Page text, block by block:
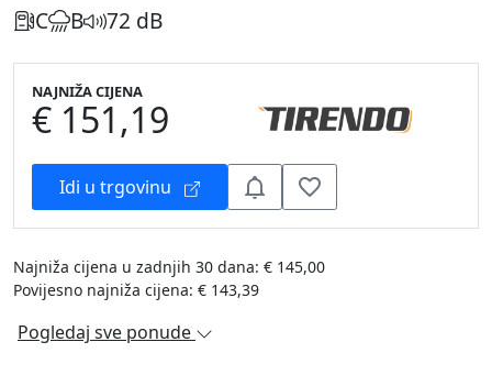
C B 72 dB
NAJNIŽA CIJENA
€ 151,19
Idi u trgovinu
Najniža cijena u zadnjih 30 dana: € 145,00
Povijesno najniža cijena: € 143,39
Pogledaj sve ponude